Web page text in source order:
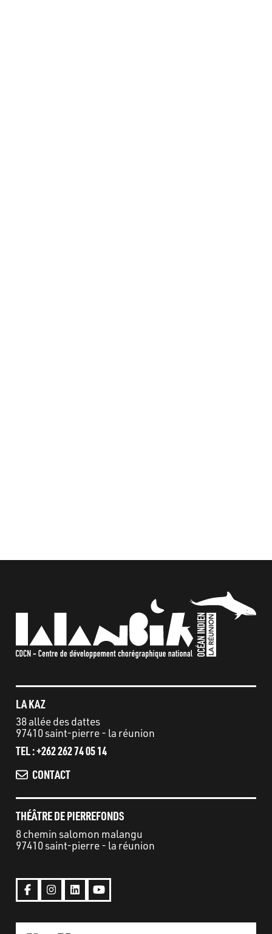
LA KAZ
38 allée des dattes
97410 saint-pierre - la réunion
TEL : +262 262 74 05 14
CONTACT
THÉÂTRE DE PIERREFONDS
8 chemin salomon malangu
97410 saint-pierre - la réunion